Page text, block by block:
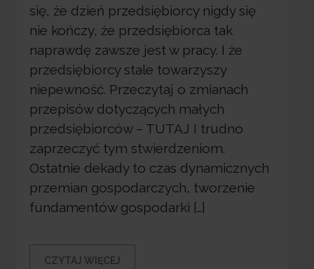
się, że dzień przedsiębiorcy nigdy się
nie kończy, że przedsiębiorca tak
naprawdę zawsze jest w pracy. I że
przedsiębiorcy stale towarzyszy
niepewność. Przeczytaj o zmianach
przepisów dotyczących małych
przedsiębiorców – TUTAJ I trudno
zaprzeczyć tym stwierdzeniom.
Ostatnie dekady to czas dynamicznych
przemian gospodarczych, tworzenie
fundamentów gospodarki […]
CZYTAJ WIĘCEJ